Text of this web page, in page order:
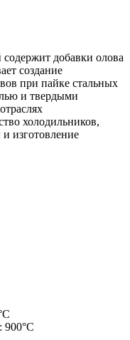
добавки олова
создание
при пайке стальных
и твердыми
холодильников,
изготовление
900°C